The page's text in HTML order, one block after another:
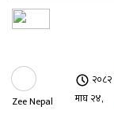
Zee Nepal
२०८२
माघ २४,